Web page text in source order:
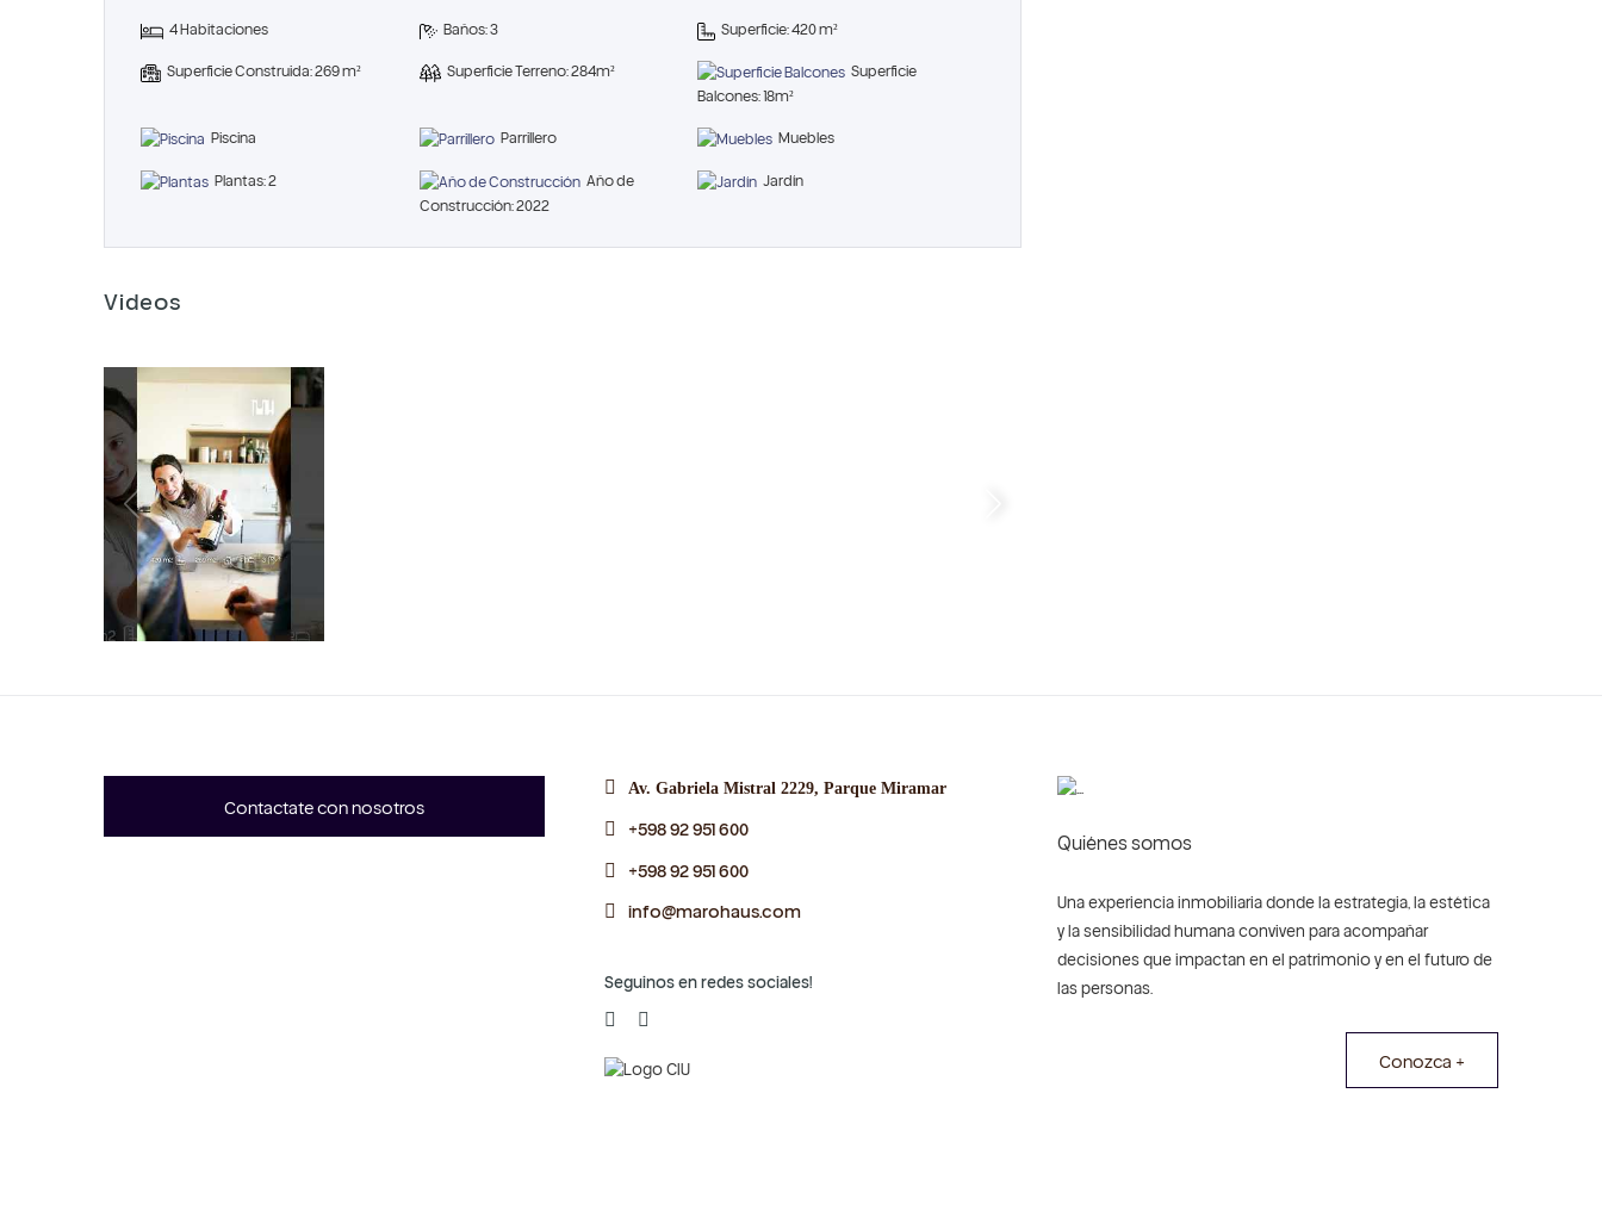
4 Habitaciones Baños: 3 Superficie: 420 m²
Superficie Construida: 269 m² Superficie Terreno: 284m²
Superficie
Balcones: 18m²
Piscina Parrillero Muebles
Plantas: 2
Año de
Construcción: 2022
Jardín
Videos
Contactate con nosotros
Av. Gabriela Mistral 2229, Parque Miramar
+598 92 951 600
+598 92 951 600
info@marohaus.com
Seguinos en redes sociales!
Quiénes somos
Una experiencia inmobiliaria donde la estrategia, la estética
y la sensibilidad humana conviven para acompañar
decisiones que impactan en el patrimonio y en el futuro de
las personas.
Conozca +